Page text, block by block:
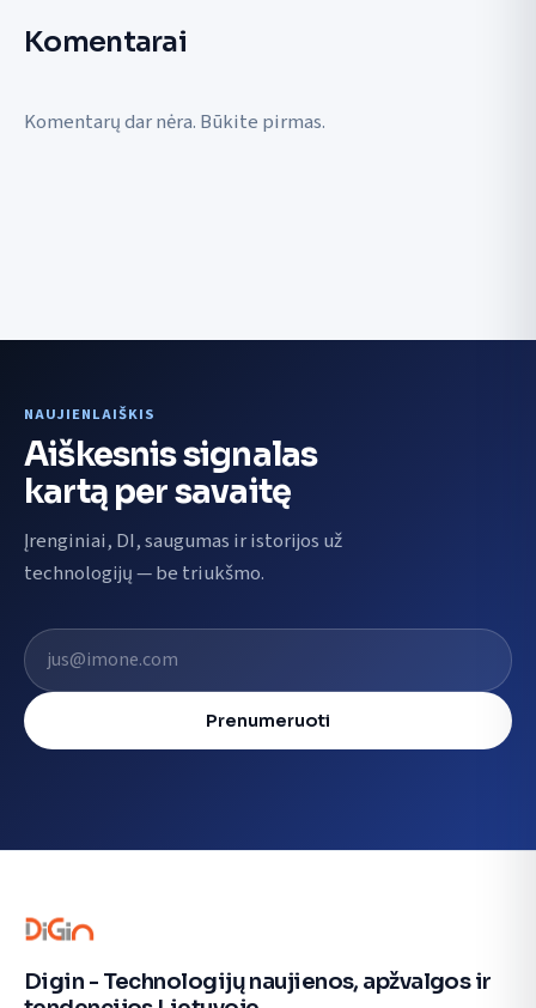
Komentarai
Komentarų dar nėra. Būkite pirmas.
NAUJIENLAIŠKIS
Aiškesnis signalas
kartą per savaitę
Įrenginiai, DI, saugumas ir istorijos už
technologijų — be triukšmo.
El. pašto adresas
Prenumeruoti
Digin - Technologijų naujienos, apžvalgos ir